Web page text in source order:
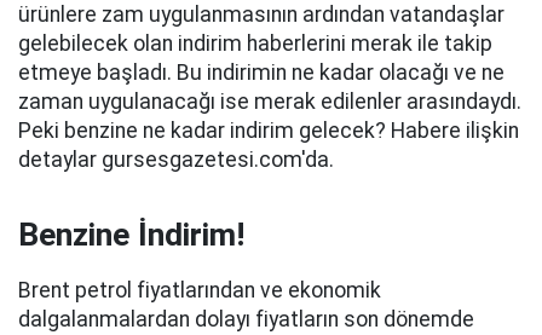
ürünlere zam uygulanmasının ardından vatandaşlar
gelebilecek olan indirim haberlerini merak ile takip
etmeye başladı. Bu indirimin ne kadar olacağı ve ne
zaman uygulanacağı ise merak edilenler arasındaydı.
Peki benzine ne kadar indirim gelecek? Habere ilişkin
detaylar gursesgazetesi.com'da.
Benzine İndirim!
Brent petrol fiyatlarından ve ekonomik
dalgalanmalardan dolayı fiyatların son dönemde